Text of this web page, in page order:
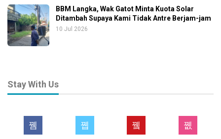
BBM Langka, Wak Gatot Minta Kuota Solar
Ditambah Supaya Kami Tidak Antre Berjam-jam
10 Jul 2026
Stay With Us